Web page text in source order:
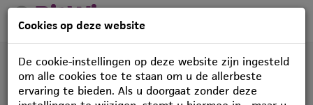
Cookies op deze website
De cookie-instellingen op deze website zijn ingesteld
om alle cookies toe te staan om u de allerbeste
ervaring te bieden. Als u doorgaat zonder deze